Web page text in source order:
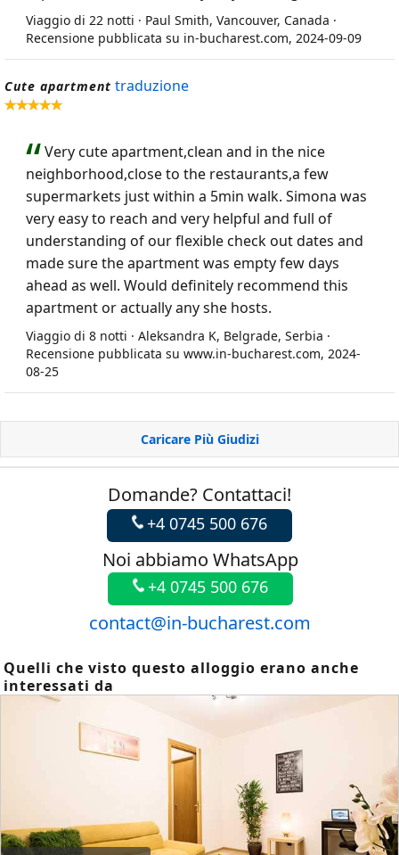
Viaggio di 22 notti · Paul Smith, Vancouver, Canada ·
Recensione pubblicata su in-bucharest.com, 2024-09-09
Cute apartment traduzione
Very cute apartment,clean and in the nice
neighborhood,close to the restaurants,a few
supermarkets just within a 5min walk. Simona was
very easy to reach and very helpful and full of
understanding of our flexible check out dates and
made sure the apartment was empty few days
ahead as well. Would definitely recommend this
apartment or actually any she hosts.
Viaggio di 8 notti · Aleksandra K, Belgrade, Serbia ·
Recensione pubblicata su www.in-bucharest.com, 2024-
08-25
Caricare Più Giudizi
Domande? Contattaci!
+4 0745 500 676
Noi abbiamo WhatsApp
+4 0745 500 676
contact@in-bucharest.com
Quelli che visto questo alloggio erano anche
interessati da